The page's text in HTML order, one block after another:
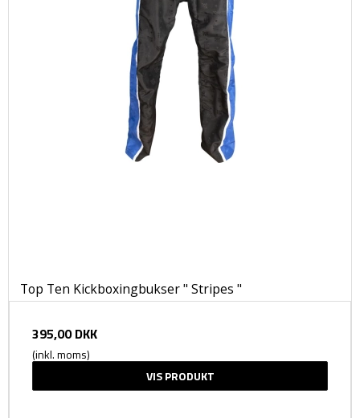
Top Ten Kickboxingbukser " Stripes "
395,00 DKK
(inkl. moms)
VIS PRODUKT